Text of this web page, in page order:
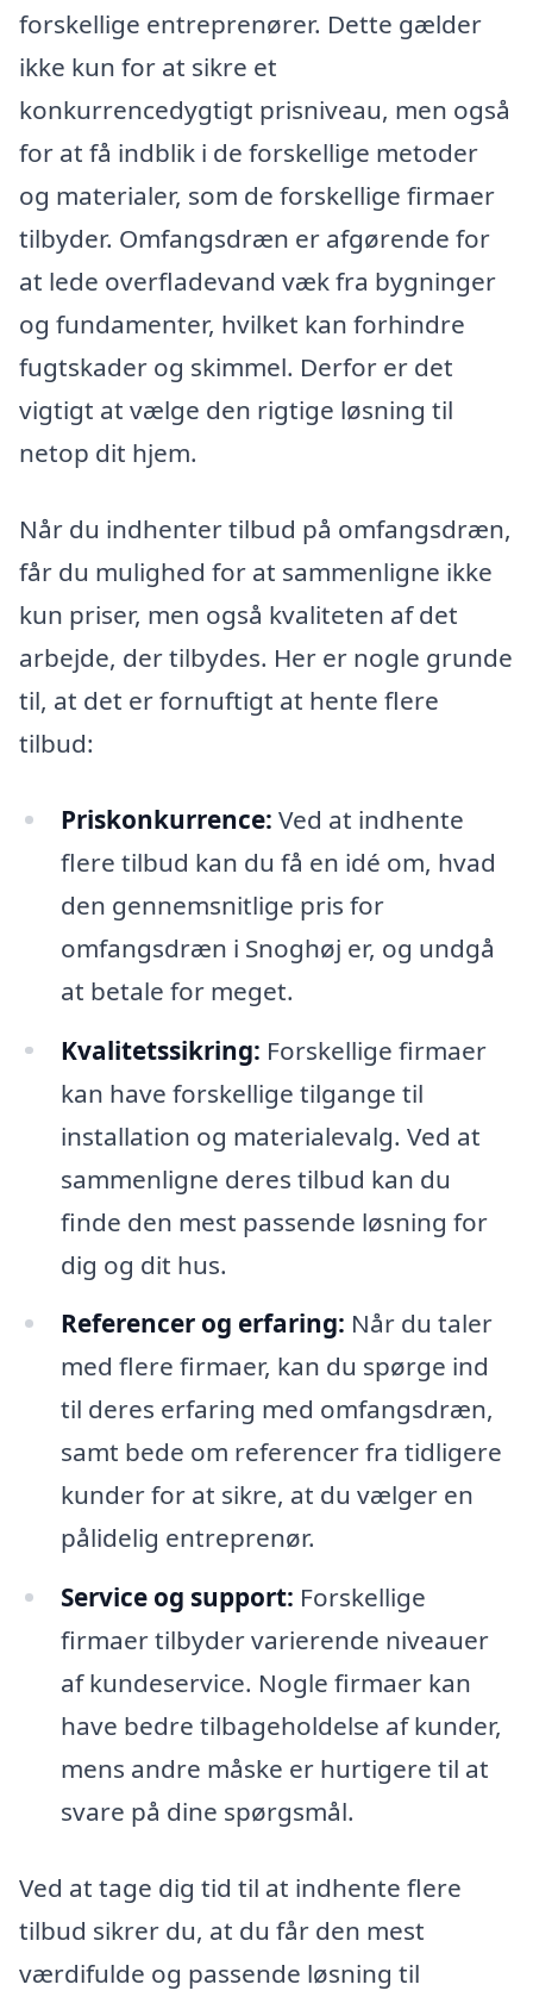
forskellige entreprenører. Dette gælder
ikke kun for at sikre et
konkurrencedygtigt prisniveau, men også
for at få indblik i de forskellige metoder
og materialer, som de forskellige firmaer
tilbyder. Omfangsdræn er afgørende for
at lede overfladevand væk fra bygninger
og fundamenter, hvilket kan forhindre
fugtskader og skimmel. Derfor er det
vigtigt at vælge den rigtige løsning til
netop dit hjem.
Når du indhenter tilbud på omfangsdræn,
får du mulighed for at sammenligne ikke
kun priser, men også kvaliteten af det
arbejde, der tilbydes. Her er nogle grunde
til, at det er fornuftigt at hente flere
tilbud:
Priskonkurrence: Ved at indhente
flere tilbud kan du få en idé om, hvad
den gennemsnitlige pris for
omfangsdræn i Snoghøj er, og undgå
at betale for meget.
Kvalitetssikring: Forskellige firmaer
kan have forskellige tilgange til
installation og materialevalg. Ved at
sammenligne deres tilbud kan du
finde den mest passende løsning for
dig og dit hus.
Referencer og erfaring: Når du taler
med flere firmaer, kan du spørge ind
til deres erfaring med omfangsdræn,
samt bede om referencer fra tidligere
kunder for at sikre, at du vælger en
pålidelig entreprenør.
Service og support: Forskellige
firmaer tilbyder varierende niveauer
af kundeservice. Nogle firmaer kan
have bedre tilbageholdelse af kunder,
mens andre måske er hurtigere til at
svare på dine spørgsmål.
Ved at tage dig tid til at indhente flere
tilbud sikrer du, at du får den mest
værdifulde og passende løsning til